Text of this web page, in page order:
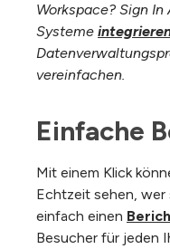
Workspace? Sign
Systeme
vereinfachen.
Einfache
Mit einem Klick
Echtzeit sehen,
einfach einen
Besucher für jeden